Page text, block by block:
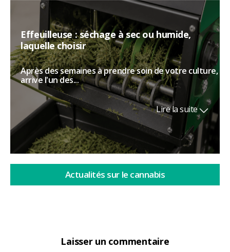
Laisser un commentaire
Effeuilleuse : séchage à sec ou humide,
laquelle choisir
Après des semaines à prendre soin de votre culture,
arrive l'un des...
Lire la suite
Actualités sur le cannabis